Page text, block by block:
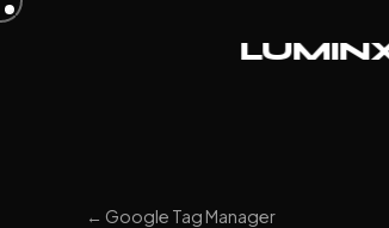
LUMIN
← Google Tag Manager